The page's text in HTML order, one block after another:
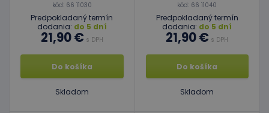
kód: 66 11030
Predpokladaný termín
dodania: do 5 dní
21,90 € s DPH
Do košíka
Skladom
kód: 66 11040
Predpokladaný termín
dodania: do 5 dní
21,90 € s DPH
Do košíka
Skladom